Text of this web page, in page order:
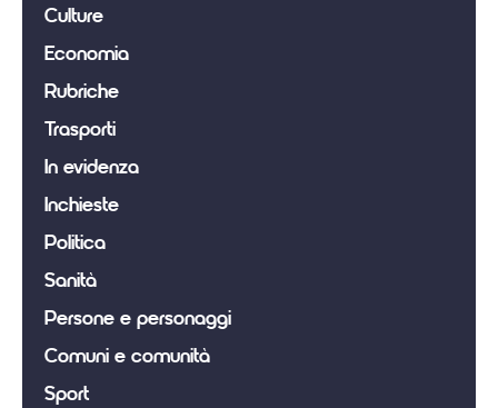
Culture
Economia
Rubriche
Trasporti
In evidenza
Inchieste
Politica
Sanità
Persone e personaggi
Comuni e comunità
Sport